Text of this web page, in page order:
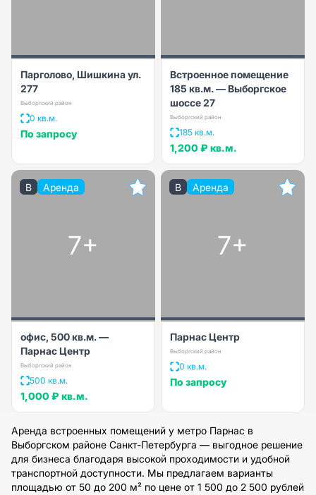
Парголово, Шишкина ул.
277
Выборгский район
0 кв.м.
По запросу
Встроенное помещение
185 кв.м. — Выборгское
шоссе 27
Выборгский район
185 кв.м.
1,200 ₽ кв.м.
B Аренда
7+
офис, 500 кв.м. —
Парнас Центр
Выборгский район
500 кв.м.
1,000 ₽ кв.м.
B Аренда
7+
Парнас Центр
Выборгский район
0 кв.м.
По запросу
Аренда встроенных помещений у метро Парнас в
Выборгском районе Санкт-Петербурга — выгодное решение
для бизнеса благодаря высокой проходимости и удобной
транспортной доступности. Мы предлагаем варианты
площадью от 50 до 200 м² по цене от 1 500 до 2 500 рублей